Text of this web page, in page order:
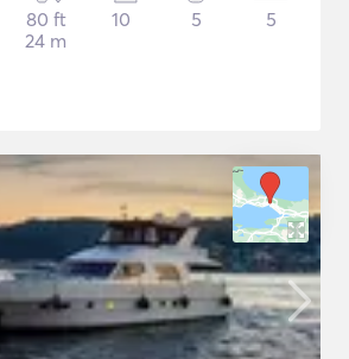
80 ft
24 m
10 5 5